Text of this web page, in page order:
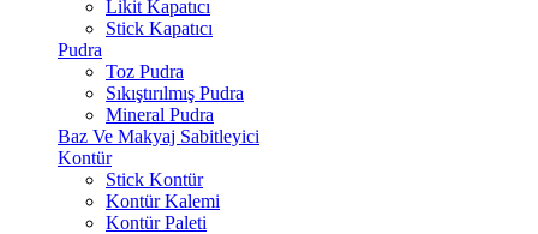
Likit Kapatıcı
Stick Kapatıcı
Pudra
Toz Pudra
Sıkıştırılmış Pudra
Mineral Pudra
Baz Ve Makyaj Sabitleyici
Kontür
Stick Kontür
Kontür Kalemi
Kontür Paleti